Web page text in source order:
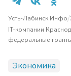
Усть-Лабинск Инфо/
IT-компании
федеральные
Экономика